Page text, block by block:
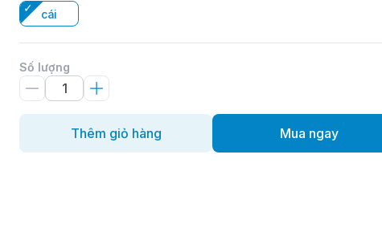
cái
Số lượng
Thêm giỏ hàng Mua ngay